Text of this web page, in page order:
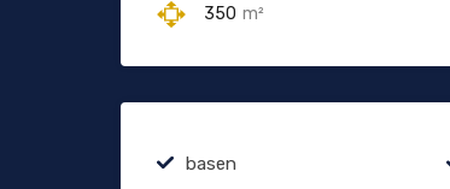
350 m²
basen